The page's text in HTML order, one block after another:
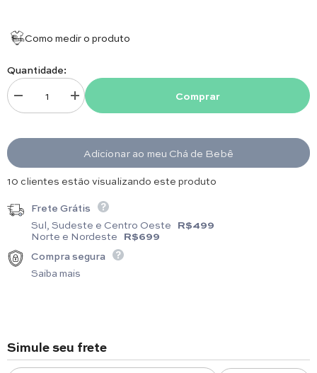
Como medir o produto
Quantidade:
Diminuir quantidade para Bolsa Térmica - Ursa Rosa
Aumentar quantidade para Bolsa Térmica - Ursa Rosa
Comprar
Adicionar ao meu Chá de Bebê
15 clientes estão visualizando este produto
Frete Grátis
Sul, Sudeste e Centro Oeste R$499
Norte e Nordeste R$699
Compra segura
Saiba mais
Simule seu frete